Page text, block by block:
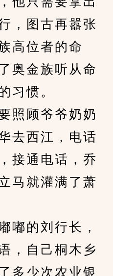
，图古再嚣张
高位者的命
奥金族听从命
习惯。
顾爷爷奶奶
去西江，电话
接通电话，乔
马就灌满了萧
的刘行长，
，自己桐木乡
多少次农业银